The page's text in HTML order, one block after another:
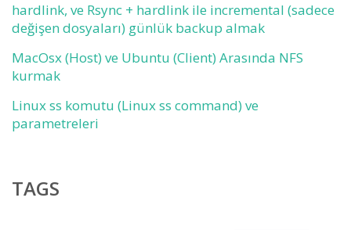
hardlink, ve Rsync + hardlink ile incremental (sadece
değişen dosyaları) günlük backup almak
MacOsx (Host) ve Ubuntu (Client) Arasında NFS
kurmak
Linux ss komutu (Linux ss command) ve
parametreleri
TAGS